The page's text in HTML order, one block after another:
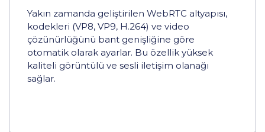
Yakın zamanda geliştirilen WebRTC altyapısı,
kodekleri (VP8, VP9, H.264) ve video
çözünürlüğünü bant genişliğine göre
otomatik olarak ayarlar. Bu özellik yüksek
kaliteli görüntülü ve sesli iletişim olanağı
sağlar.